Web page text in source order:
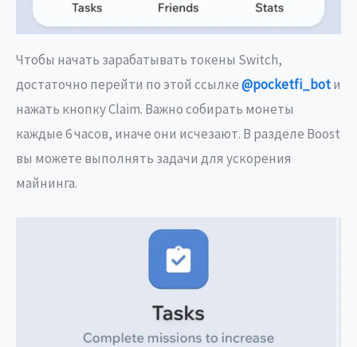
Чтобы начать зарабатывать токены Switch,
достаточно перейти по этой ссылке@pocketfi_botи
нажать кнопку Claim. Важно собирать монеты
каждые 6 часов, иначе они исчезают. В разделе Boost
вы можете выполнять задачи для ускорения
майнинга.